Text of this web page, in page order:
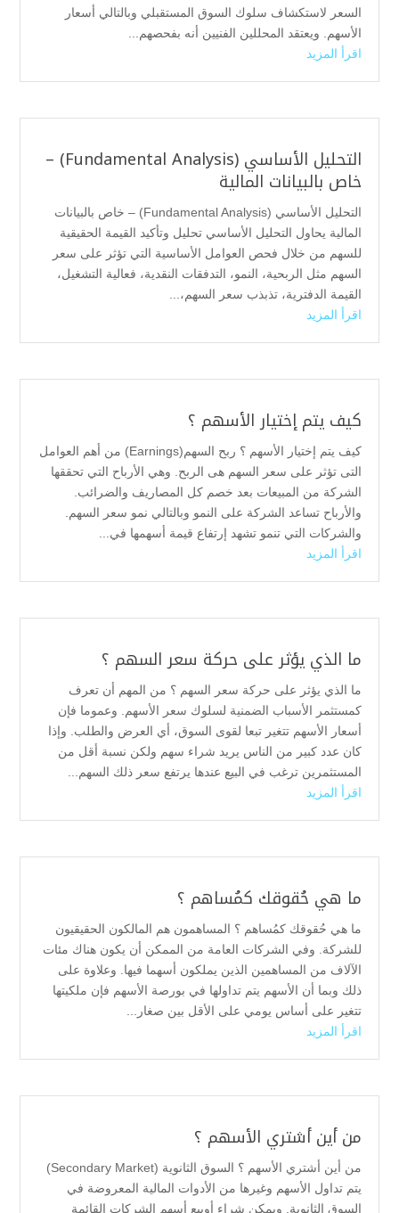
السعر لاستكشاف سلوك السوق المستقبلي وبالتالي أسعار
الأسهم. ويعتقد المحللين الفنيين أنه بفحصهم...
اقرأ المزيد
التحليل الأساسي (Fundamental Analysis) –
خاص بالبيانات المالية
التحليل الأساسي (Fundamental Analysis) – خاص بالبيانات
المالية يحاول التحليل الأساسي تحليل وتأكيد القيمة الحقيقية
للسهم من خلال فحص العوامل الأساسية التي تؤثر على سعر
السهم مثل الربحية، النمو، التدفقات النقدية، فعالية التشغيل،
القيمة الدفترية، تذبذب سعر السهم،...
اقرأ المزيد
كيف يتم إختيار الأسهم ؟
كيف يتم إختيار الأسهم ؟ ربح السهم(Earnings) من أهم العوامل
التى تؤثر على سعر السهم هى الربح. وهي الأرباح التي تحققها
الشركة من المبيعات بعد خصم كل المصاريف والضرائب.
والأرباح تساعد الشركة على النمو وبالتالي نمو سعر السهم.
والشركات التي تنمو تشهد إرتفاع قيمة أسهمها في...
اقرأ المزيد
ما الذي يؤثر على حركة سعر السهم ؟
ما الذي يؤثر على حركة سعر السهم ؟ من المهم أن تعرف
كمستثمر الأسباب الضمنية لسلوك سعر الأسهم. وعموما فإن
أسعار الأسهم تتغير تبعا لقوى السوق، أي العرض والطلب. وإذا
كان عدد كبير من الناس يريد شراء سهم ولكن نسبة أقل من
المستثمرين ترغب في البيع عندها يرتفع سعر ذلك السهم...
اقرأ المزيد
ما هي حُقوقك كمُساهم ؟
ما هي حُقوقك كمُساهم ؟ المساهمون هم المالكون الحقيقيون
للشركة. وفي الشركات العامة من الممكن أن يكون هناك مئات
الآلاف من المساهمين الذين يملكون أسهما فيها. وعلاوة على
ذلك وبما أن الأسهم يتم تداولها في بورصة الأسهم فإن ملكيتها
تتغير على أساس يومي على الأقل بين صغار...
اقرأ المزيد
من أين أشتري الأسهم ؟
من أين أشتري الأسهم ؟ السوق الثانوية (Secondary Market)
يتم تداول الأسهم وغيرها من الأدوات المالية المعروضة في
السوق الثانوية. ويمكن شراء أوبيع أسهم الشركات القائمة